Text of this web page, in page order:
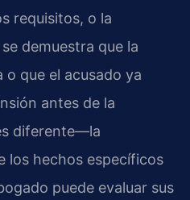
requisitos, o la
demuestra que la
o que el acusado ya
antes de la
diferente—la
los hechos específicos
puede evaluar sus